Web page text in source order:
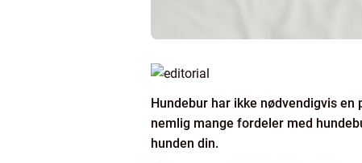
Hundebur har ikke nødvendigvis
nemlig mange fordeler med
hunden din.